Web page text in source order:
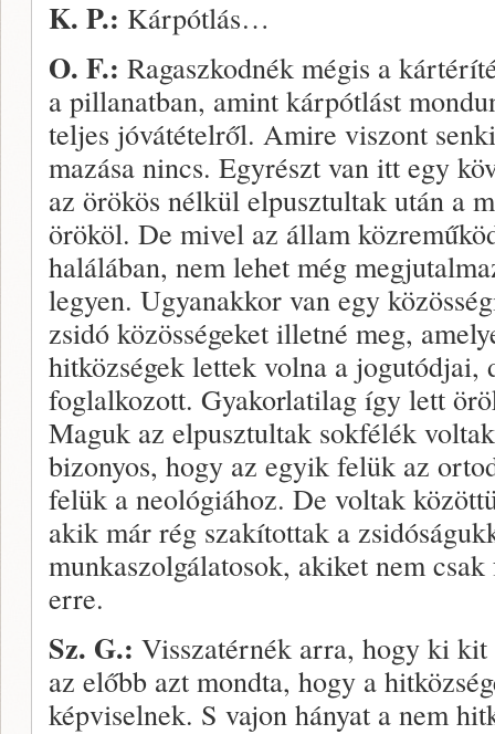
K. P.: Kárpótlás…
O. F.: Ragaszkodnék még­is a
a pillanatban, amint kárpótlást
teljes jóvátételről. Amire viszont
mazása nincs. Egyrészt van itt egy
az örökös nélkül elpusztultak után a
örököl. De mivel az állam
halálában, nem lehet még
legyen. Ugyanakkor van egy
zsidó közösségeket illetné meg,
hitközségek lettek volna a jogutódjai,
foglalkozott. Gyakorlatilag így lett
Maguk az elpusztultak sokfélék
bizonyos, hogy az egyik felük az
felük a neológiához. De voltak
akik már rég szakítottak a
munkaszolgálatosok, akiket nem
erre.
Sz. G.: Visszatérnék arra, hogy ki
az előbb azt mondta, hogy a
képviselnek. S vajon hányat a nem